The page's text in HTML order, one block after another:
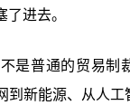
进去。
是普通的贸易制
到新能源、从人